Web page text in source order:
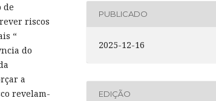
de
riscos
“
do
a
revelam-
PUBLICADO
2025-12-16
EDIÇÃO